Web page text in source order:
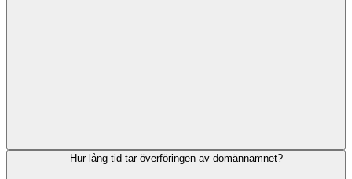
Hur lång tid tar överföringen av domännamnet?